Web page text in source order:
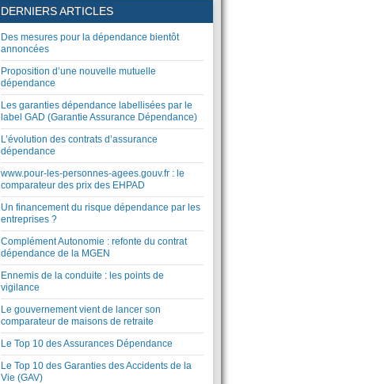
DERNIERS ARTICLES
Des mesures pour la dépendance bientôt
annoncées
Proposition d’une nouvelle mutuelle
dépendance
Les garanties dépendance labellisées par le
label GAD (Garantie Assurance Dépendance)
L’évolution des contrats d’assurance
dépendance
www.pour-les-personnes-agees.gouv.fr : le
comparateur des prix des EHPAD
Un financement du risque dépendance par les
entreprises ?
Complément Autonomie : refonte du contrat
dépendance de la MGEN
Ennemis de la conduite : les points de
vigilance
Le gouvernement vient de lancer son
comparateur de maisons de retraite
Le Top 10 des Assurances Dépendance
Le Top 10 des Garanties des Accidents de la
Vie (GAV)